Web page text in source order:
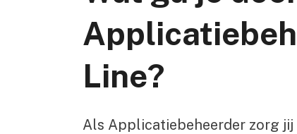
Line?
Als Applicatiebeheerder zorg jij